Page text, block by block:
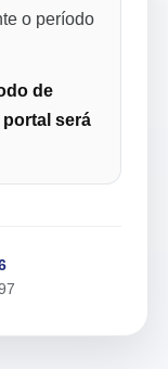
o período
de
será